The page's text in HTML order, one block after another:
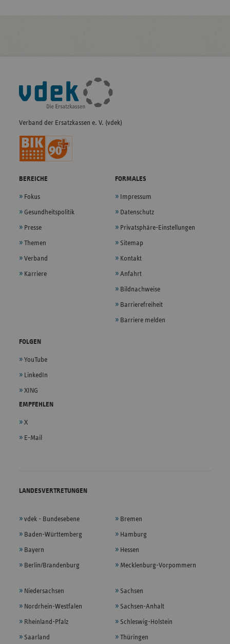
Fußleisten-
Navigation
Verband der Ersatzkassen e. V. (vdek)
BEREICHE
Fokus
Gesundheitspolitik
Presse
Themen
Verband
Karriere
FORMALES
Impressum
Datenschutz
Privatsphäre-Einstellungen
Sitemap
Kontakt
Anfahrt
Bildnachweise
Barrierefreiheit
Barriere melden
FOLGEN
YouTube
LinkedIn
XING
EMPFEHLEN
X
E-Mail
LANDESVERTRETUNGEN
vdek - Bundesebene
Baden-Württemberg
Bayern
Berlin/Brandenburg
Bremen
Hamburg
Hessen
Mecklenburg-Vorpommern
Niedersachsen
Nordrhein-Westfalen
Rheinland-Pfalz
Saarland
Sachsen
Sachsen-Anhalt
Schleswig-Holstein
Thüringen